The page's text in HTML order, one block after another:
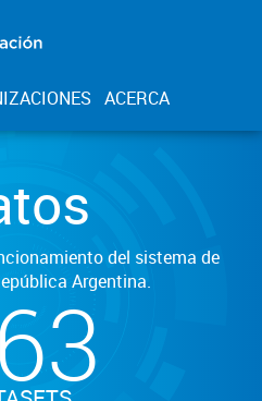
ACERCA
del sistema de
Argentina.